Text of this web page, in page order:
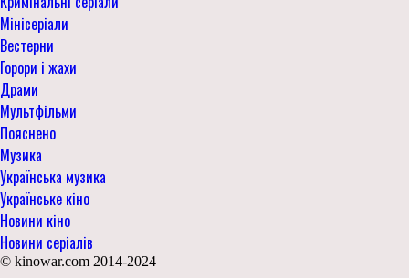
Мінісеріали
Вестерни
Горори і жахи
Драми
Мультфільми
Пояснено
Музика
Українська музика
Українське кіно
Новини кіно
Новини серіалів
© kinowar.com 2014-2024